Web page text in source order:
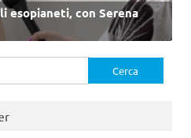
esopianeti, con Serena